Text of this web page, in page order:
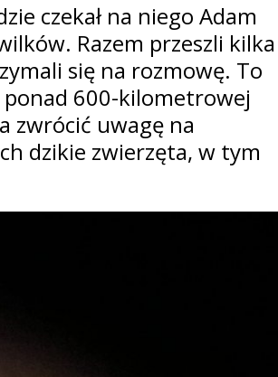
czekał na niego Adam
Razem przeszli kilka
się na rozmowę. To
ponad 600-kilometrowej
zwrócić uwagę na
dzikie zwierzęta, w tym